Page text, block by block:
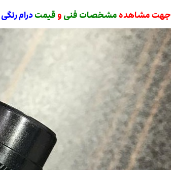
جهت مشاهده مشخصات فنی و قیمتدرام رنگی